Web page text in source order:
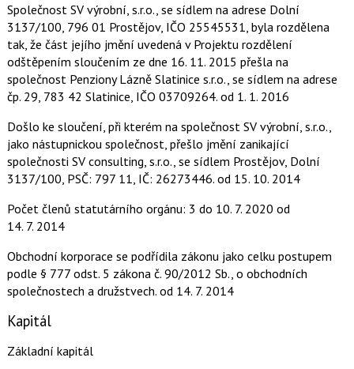
Společnost SV výrobní, s.r.o., se sídlem na adrese Dolní
3137/100, 796 01 Prostějov, IČO 25545531, byla rozdělena
tak, že část jejího jmění uvedená v Projektu rozdělení
odštěpením sloučením ze dne 16. 11. 2015 přešla na
společnost Penziony Lázně Slatinice s.r.o., se sídlem na adrese
čp. 29, 783 42 Slatinice, IČO 03709264. od 1. 1. 2016
Došlo ke sloučení, při kterém na společnost SV výrobní, s.r.o.,
jako nástupnickou společnost, přešlo jmění zanikající
společnosti SV consulting, s.r.o., se sídlem Prostějov, Dolní
3137/100, PSČ: 797 11, IČ: 26273446. od 15. 10. 2014
Počet členů statutárního orgánu: 3 do 10. 7. 2020 od
14. 7. 2014
Obchodní korporace se podřídila zákonu jako celku postupem
podle § 777 odst. 5 zákona č. 90/2012 Sb., o obchodních
společnostech a družstvech. od 14. 7. 2014
Kapitál
Základní kapitál